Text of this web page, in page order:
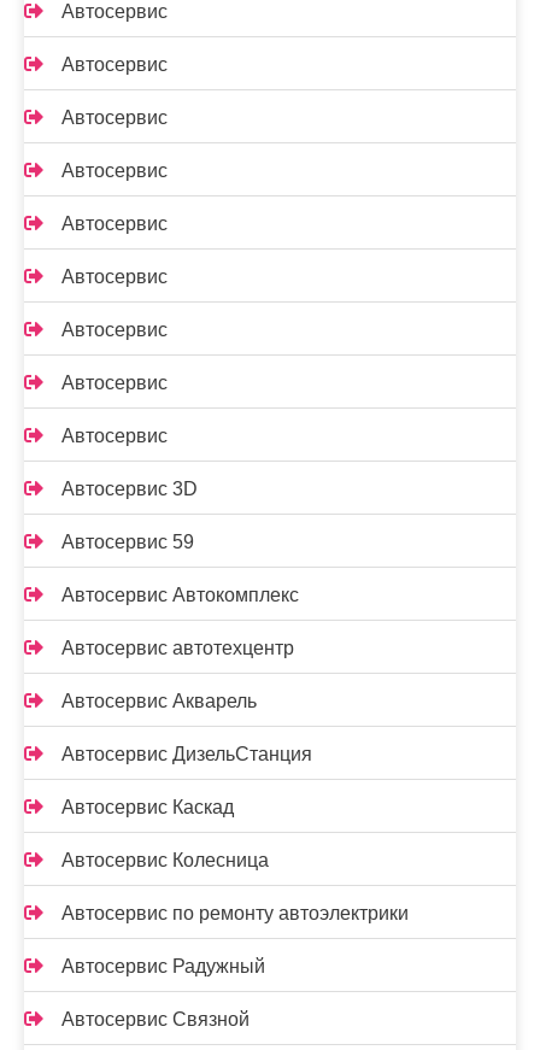
Автосервис
Автосервис
Автосервис
Автосервис
Автосервис
Автосервис
Автосервис
Автосервис
Автосервис
Автосервис 3D
Автосервис 59
Автосервис Автокомплекс
Автосервис автотехцентр
Автосервис Акварель
Автосервис ДизельСтанция
Автосервис Каскад
Автосервис Колесница
Автосервис по ремонту автоэлектрики
Автосервис Радужный
Автосервис Связной